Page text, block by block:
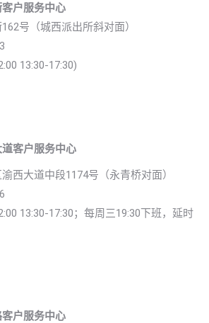
户服务中心
号（城西派出所斜对面）
13:30-17:30)
客户服务中心
西大道中段1174号（永青桥对面）
13:30-17:30；每周三19:30下班，延时
户服务中心